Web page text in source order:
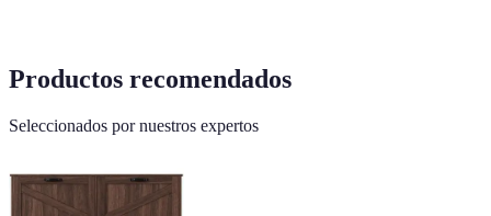
Productos recomendados
Seleccionados por nuestros expertos